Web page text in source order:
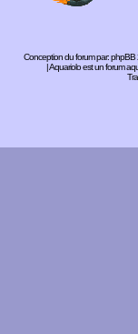
Conception du forum par:phpBB
| Aquariolo est un forum